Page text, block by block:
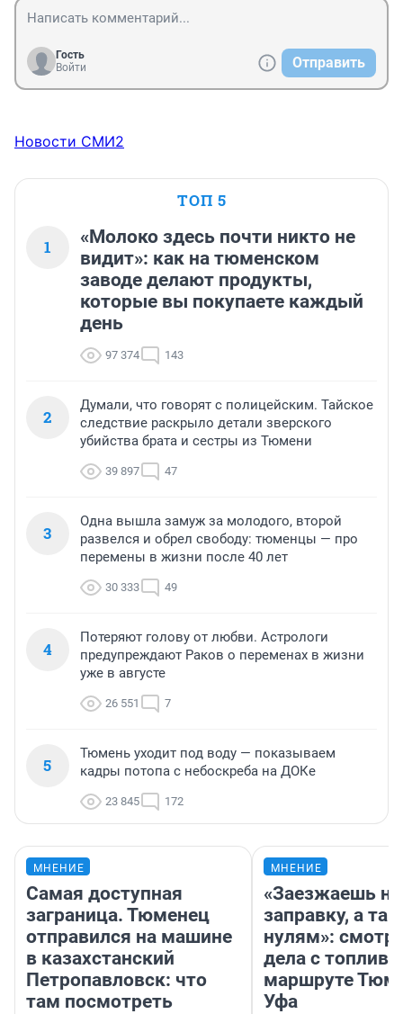
Гость
Войти
Отправить
Новости СМИ2
ТОП 5
1
«Молоко здесь почти никто не
видит»: как на тюменском
заводе делают продукты,
которые вы покупаете каждый
день
97 374 143
2
Думали, что говорят с полицейским. Тайское
следствие раскрыло детали зверского
убийства брата и сестры из Тюмени
39 897 47
3
Одна вышла замуж за молодого, второй
развелся и обрел свободу: тюменцы — про
перемены в жизни после 40 лет
30 333 49
4
Потеряют голову от любви. Астрологи
предупреждают Раков о переменах в жизни
уже в августе
26 551 7
5
Тюмень уходит под воду — показываем
кадры потопа с небоскреба на ДОКе
23 845 172
МНЕНИЕ
Самая доступная
заграница. Тюменец
отправился на машине
в казахстанский
Петропавловск: что
там посмотреть
МНЕНИЕ
«Заезжаешь на
заправку, а
нулям»:
дела с
маршруте
Уфа